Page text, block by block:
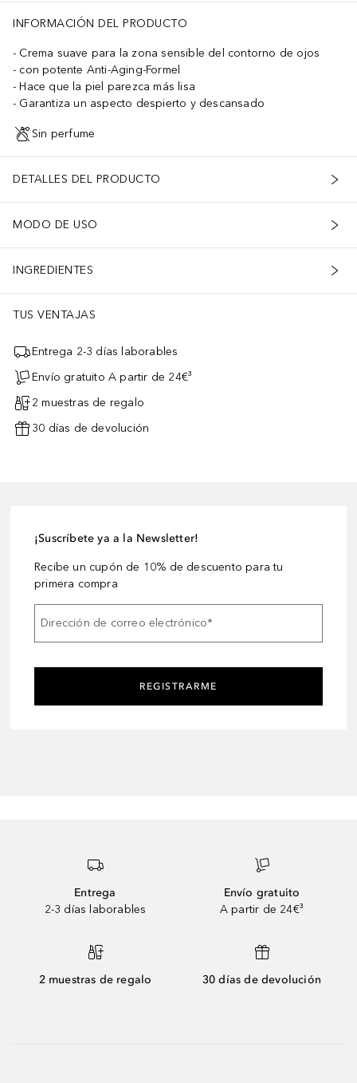
INFORMACIÓN DEL PRODUCTO
Crema suave para la zona sensible del contorno de ojos
con potente Anti-Aging-Formel
Hace que la piel parezca más lisa
Garantiza un aspecto despierto y descansado
Sin perfume
DETALLES DEL PRODUCTO
MODO DE USO
INGREDIENTES
TUS VENTAJAS
Entrega 2-3 días laborables
Envío gratuito A partir de 24€³
2 muestras de regalo
30 días de devolución
¡Suscríbete ya a la Newsletter!
Recibe un cupón de 10% de descuento para tu
primera compra
Dirección de correo electrónico*
REGISTRARME
Entrega
2-3 días laborables
Envío gratuito
A partir de 24€³
2 muestras de regalo 30 días de devolución